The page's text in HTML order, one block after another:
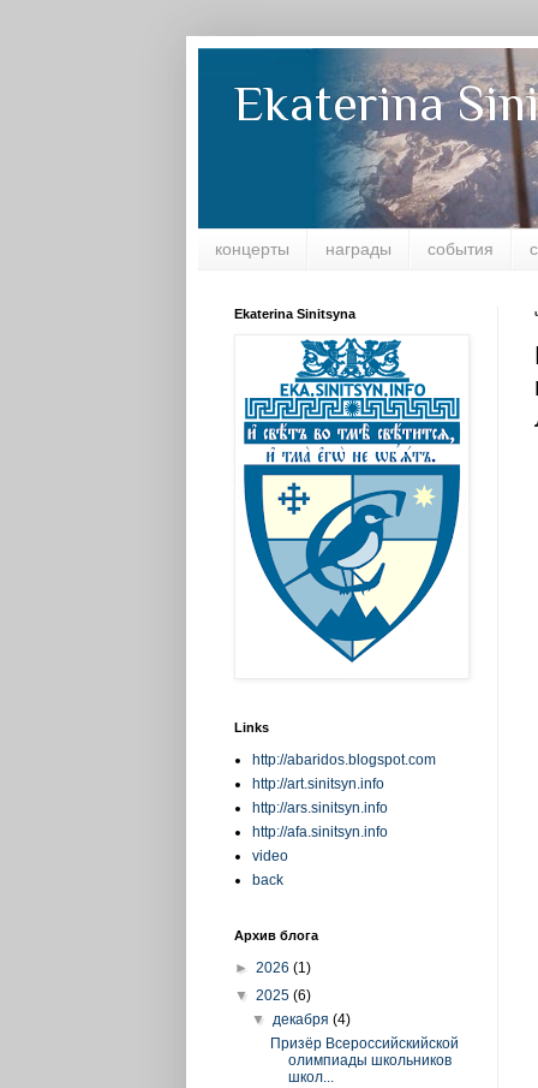
Ekaterina
концерты награды события
Ekaterina Sinitsyna
Links
http://abaridos.blogspot.com
http://art.sinitsyn.info
http://ars.sinitsyn.info
http://afa.sinitsyn.info
video
back
Архив блога
► 2026 (1)
▼ 2025 (6)
▼ декабря(4)
Призёр Всероссийскийской
олимпиады школьников
школ...